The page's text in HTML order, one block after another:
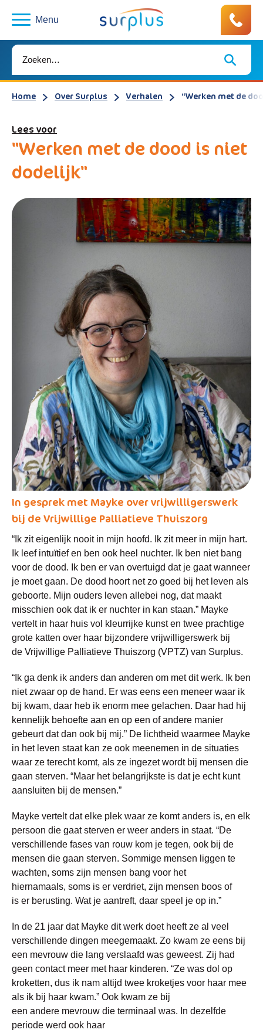
Menu
Home Over Surplus Verhalen “Werken met de
Lees voor
"Werken met de dood is niet
dodelijk"
In gesprek met Mayke over vrijwilligerswerk
bij de Vrijwillige Palliatieve Thuiszorg
“Ik zit eigenlijk nooit in mijn hoofd. Ik zit meer in mijn hart.
Ik leef intuïtief en ben ook heel nuchter. Ik ben niet bang
voor de dood. Ik ben er van overtuigd dat je gaat wanneer
je moet gaan. De dood hoort net zo goed bij het leven als
geboorte. Mijn ouders leven allebei nog, dat maakt
misschien ook dat ik er nuchter in kan staan.” Mayke
vertelt in haar huis vol kleurrijke kunst en twee prachtige
grote katten over haar bijzondere vrijwilligerswerk bij
de Vrijwillige Palliatieve Thuiszorg (VPTZ) van Surplus.
“Ik ga denk ik anders dan anderen om met dit werk. Ik ben
niet zwaar op de hand. Er was eens een meneer waar ik
bij kwam, daar heb ik enorm mee gelachen. Daar had hij
kennelijk behoefte aan en op een of andere manier
gebeurt dat dan ook bij mij.” De lichtheid waarmee Mayke
in het leven staat kan ze ook meenemen in de situaties
waar ze terecht komt, als ze ingezet wordt bij mensen die
gaan sterven. “Maar het belangrijkste is dat je echt kunt
aansluiten bij de mensen.”
Mayke vertelt dat elke plek waar ze komt anders is, en elk
persoon die gaat sterven er weer anders in staat. “De
verschillende fases van rouw kom je tegen, ook bij de
mensen die gaan sterven. Sommige mensen liggen te
wachten, soms zijn mensen bang voor het
hiernamaals, soms is er verdriet, zijn mensen boos of
is er berusting. Wat je aantreft, daar speel je op in.”
In de 21 jaar dat Mayke dit werk doet heeft ze al veel
verschillende dingen meegemaakt. Zo kwam ze eens bij
een mevrouw die lang verslaafd was geweest. Zij had
geen contact meer met haar kinderen. “Ze was dol op
kroketten, dus ik nam altijd twee kroketjes voor haar mee
als ik bij haar kwam.” Ook kwam ze bij
een andere mevrouw die terminaal was. In dezelfde
periode werd ook haar